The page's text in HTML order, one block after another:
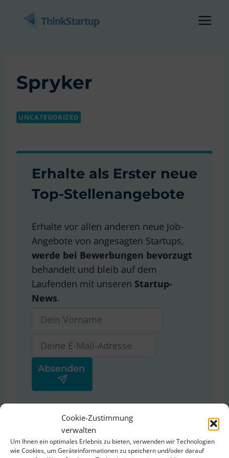
Cookie-Zustimmung
verwalten
Um Ihnen ein optimales Erlebnis zu bieten, verwenden wir Technologien
wie Cookies, um Geräteinformationen zu speichern und/oder darauf
Spryker
UNCATEGORIZED
Erhalte als Erster neue
Top-Stellenangebote
Erhalte vor allen anderen neue Job-
Angebote von angesagten Startups,
werde bei Bewerbungen bevorzugt
behandelt und bleib auf dem
Laufenden mit unseren Startup-
News.
Datenschutzerklärungvon
ThinkStartup zu.